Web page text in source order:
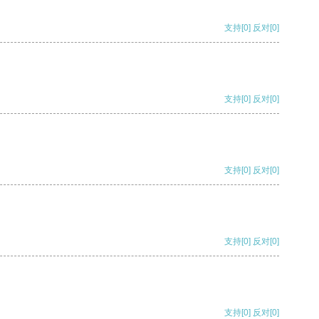
支持[0] 反对[0]
支持[0] 反对[0]
支持[0] 反对[0]
支持[0] 反对[0]
支持[0] 反对[0]